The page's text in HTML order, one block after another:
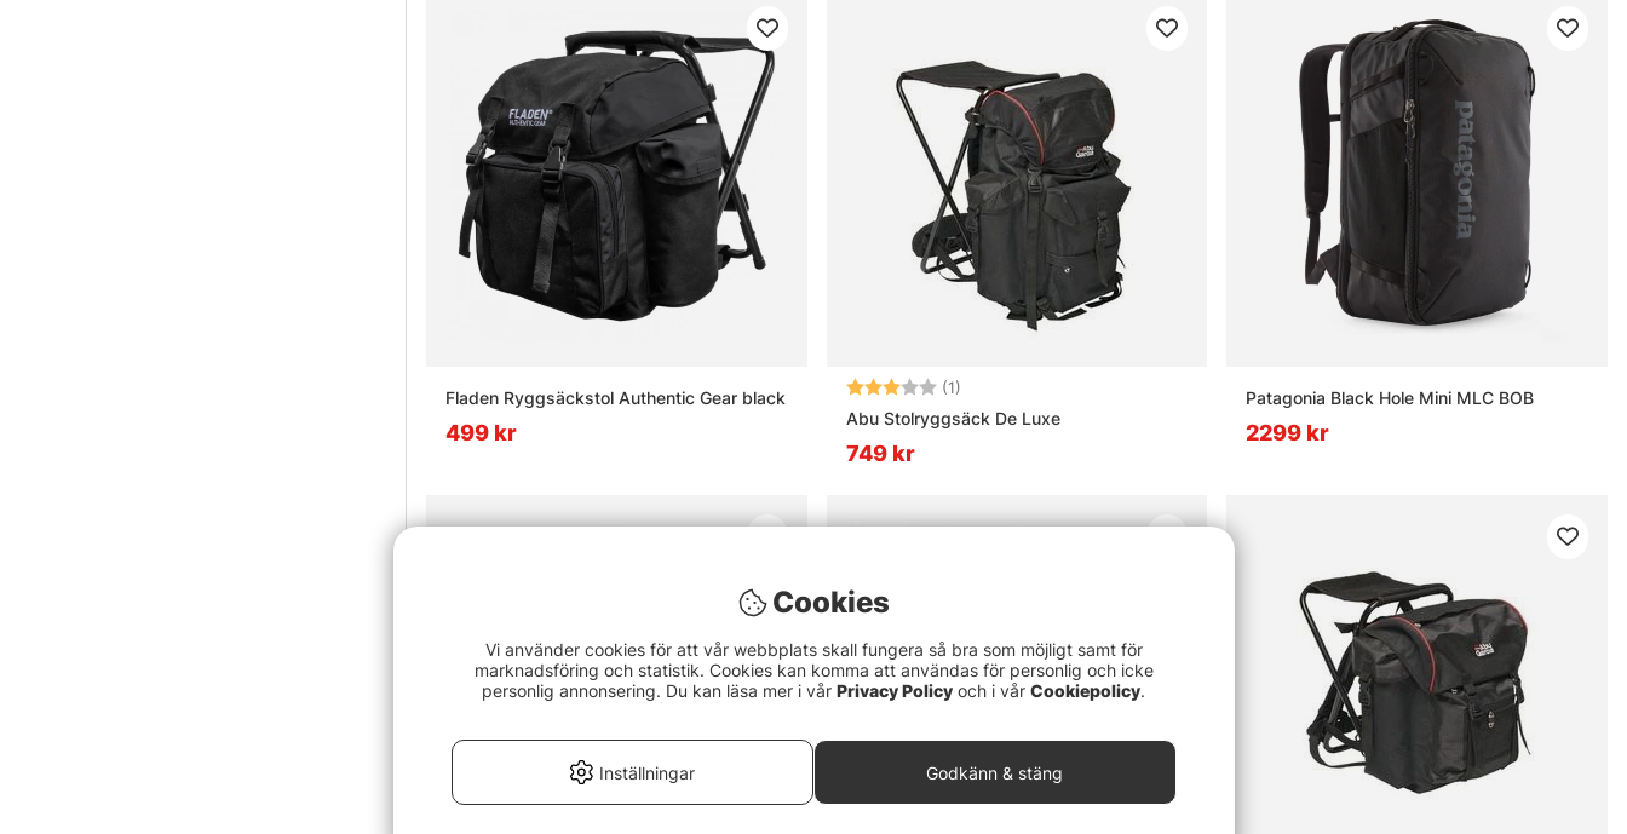
Fladen Ryggsäckstol Authentic Gear black
499 kr
Betyg: (1)
Abu Stolryggsäck De Luxe
749 kr
Patagonia Black Hole Mini MLC BOB
2299 kr
Cookies
Vi använder cookies för att vår webbplats skall fungera så bra som möjligt samt för
marknadsföring och statistik. Cookies kan komma att användas för personlig och icke
personlig annonsering. Du kan läsa mer i vår Privacy Policy och i vår Cookiepolicy.
Inställningar Godkänn & stäng